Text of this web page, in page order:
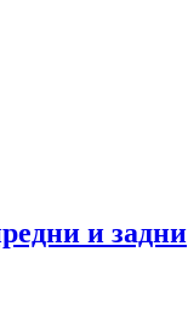
и задни